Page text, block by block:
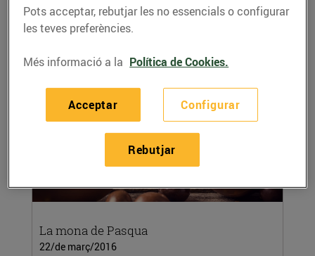
aquesta recepta t'encantarà!
LLEGIR MÉS
La mona de Pasqua
22/de març/2016
Pots acceptar, rebutjar les no essencials o configurar
les teves preferències.
Més informació a la Política de Cookies.
Configurar
Rebutjar
Acceptar